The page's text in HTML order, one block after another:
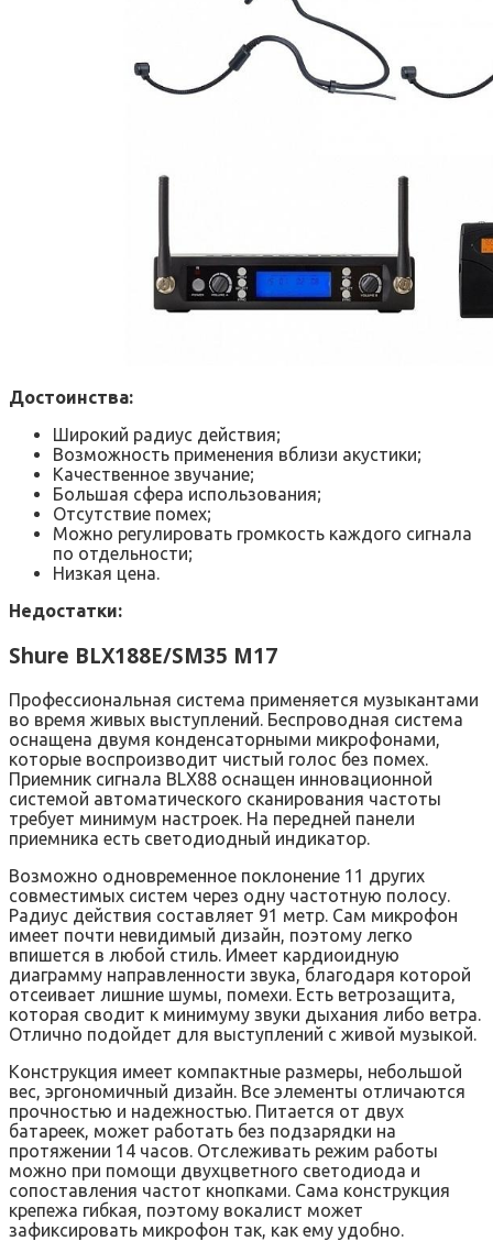
Достоинства:
Широкий радиус действия;
Возможность применения вблизи акустики;
Качественное звучание;
Большая сфера использования;
Отсутствие помех;
Можно регулировать громкость каждого сигнала
по отдельности;
Низкая цена.
Недостатки:
Shure BLX188E/SM35 M17
Профессиональная система применяется музыкантами
во время живых выступлений. Беспроводная система
оснащена двумя конденсаторными микрофонами,
которые воспроизводит чистый голос без помех.
Приемник сигнала BLX88 оснащен инновационной
системой автоматического сканирования частоты
требует минимум настроек. На передней панели
приемника есть светодиодный индикатор.
Возможно одновременное поклонение 11 других
совместимых систем через одну частотную полосу.
Радиус действия составляет 91 метр. Сам микрофон
имеет почти невидимый дизайн, поэтому легко
впишется в любой стиль. Имеет кардиоидную
диаграмму направленности звука, благодаря которой
отсеивает лишние шумы, помехи. Есть ветрозащита,
которая сводит к минимуму звуки дыхания либо ветра.
Отлично подойдет для выступлений с живой музыкой.
Конструкция имеет компактные размеры, небольшой
вес, эргономичный дизайн. Все элементы отличаются
прочностью и надежностью. Питается от двух
батареек, может работать без подзарядки на
протяжении 14 часов. Отслеживать режим работы
можно при помощи двухцветного светодиода и
сопоставления частот кнопками. Сама конструкция
крепежа гибкая, поэтому вокалист может
зафиксировать микрофон так, как ему удобно.